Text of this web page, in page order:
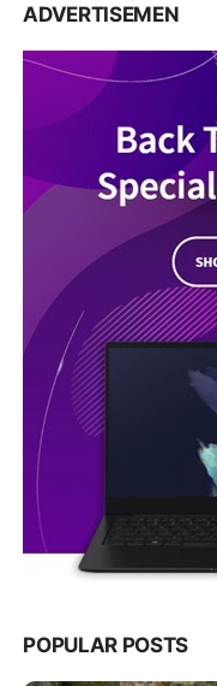
ADVERTISEMEN
POPULAR POSTS